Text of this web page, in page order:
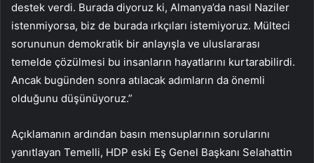
destek verdi. Burada diyoruz ki, Almanya’da nasıl Naziler
istenmiyorsa, biz de burada ırkçıları istemiyoruz. Mülteci
sorununun demokratik bir anlayışla ve uluslararası
temelde çözülmesi bu insanların hayatlarını kurtarabilirdi.
Ancak bugünden sonra atılacak adımların da önemli
olduğunu düşünüyoruz.”
Açıklamanın ardından basın mensuplarının sorularını
yanıtlayan Temelli, HDP eski Eş Genel Başkanı Selahattin